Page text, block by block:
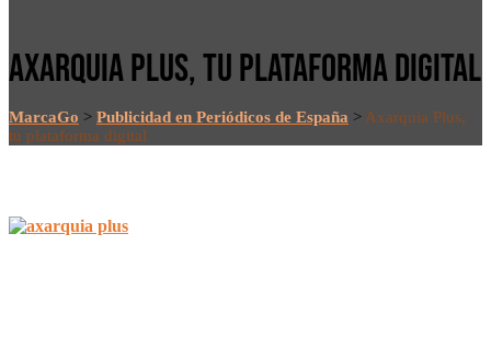
AXARQUIA PLUS, TU PLATAFORMA DIGITAL
MarcaGo > Publicidad en Periódicos de España > Axarquia Plus,
tu plataforma digital